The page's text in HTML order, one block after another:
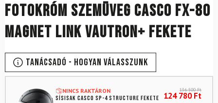
fotokróm szemüveg CASCO FX-80
Magnet Link Vautron+ Fekete
Tanácsadó - Hogyan válasszunk
NINCS RAKTÁRON
Sísisak CASCO SP-4 Structure Fekete
136 500Ft
124 780Ft